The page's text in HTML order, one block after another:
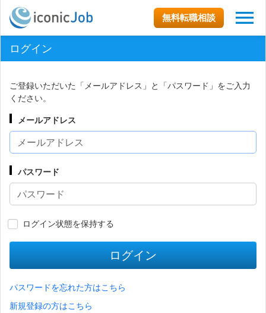
無料転職相談
ログイン
ご登録いただいた「メールアドレス」と「パスワード」をご入力
ください。
メールアドレス
パスワード
ログイン状態を保持する
ログイン
パスワードを忘れた方はこちら
新規登録の方はこちら